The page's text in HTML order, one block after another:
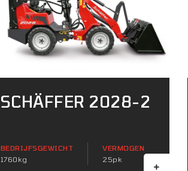
SCHÄFFER 2028-2
BEDRIJFSGEWICHT
1760kg
VERMOGEN
25pk